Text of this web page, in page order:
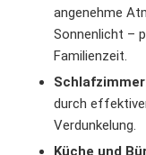
angenehme
Sonnenlicht –
Familienzeit.
durch
Verdunkelung.
Küche und